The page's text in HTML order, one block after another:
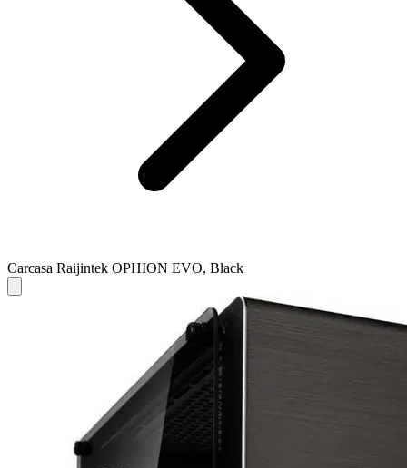
Carcasa Raijintek OPHION EVO, Black